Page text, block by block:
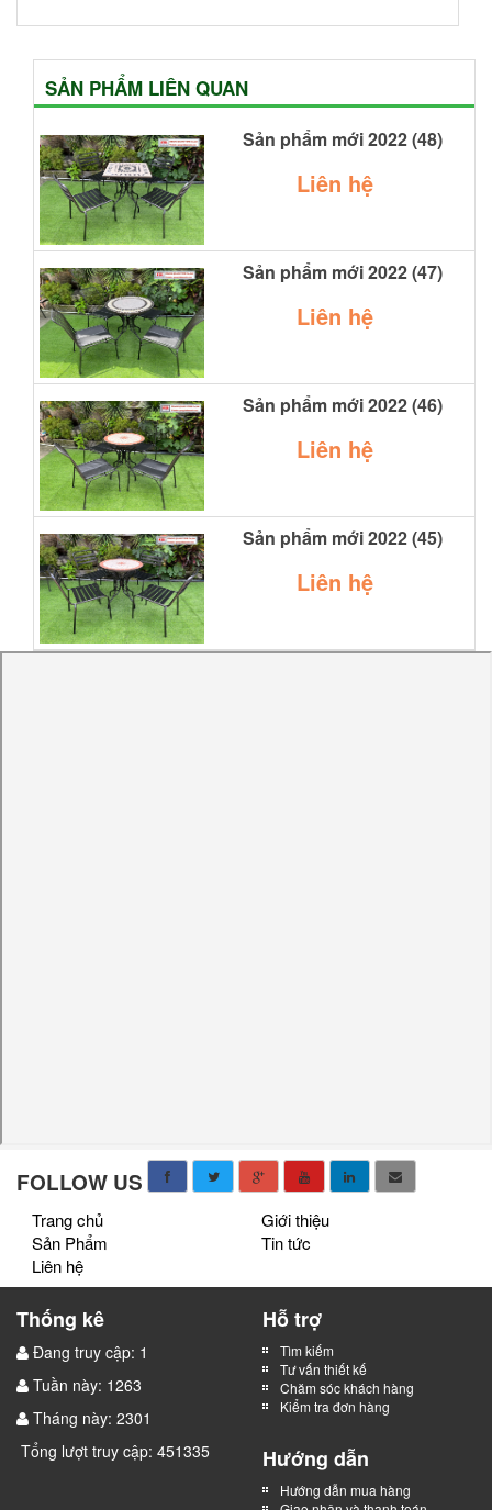
SẢN PHẨM LIÊN QUAN
Sản phẩm mới 2022 (48)
Liên hệ
Sản phẩm mới 2022 (47)
Liên hệ
Sản phẩm mới 2022 (46)
Liên hệ
Sản phẩm mới 2022 (45)
Liên hệ
FOLLOW US
Trang chủ
Giới thiệu
Sản Phẩm
Tin tức
Liên hệ
Thống kê
Đang truy cập: 1
Tuần này: 1263
Tháng này: 2301
Tổng lượt truy cập: 451335
Hỗ trợ
Tìm kiếm
Tư vấn thiết kế
Chăm sóc khách hàng
Kiểm tra đơn hàng
Hướng dẫn
Hướng dẫn mua hàng